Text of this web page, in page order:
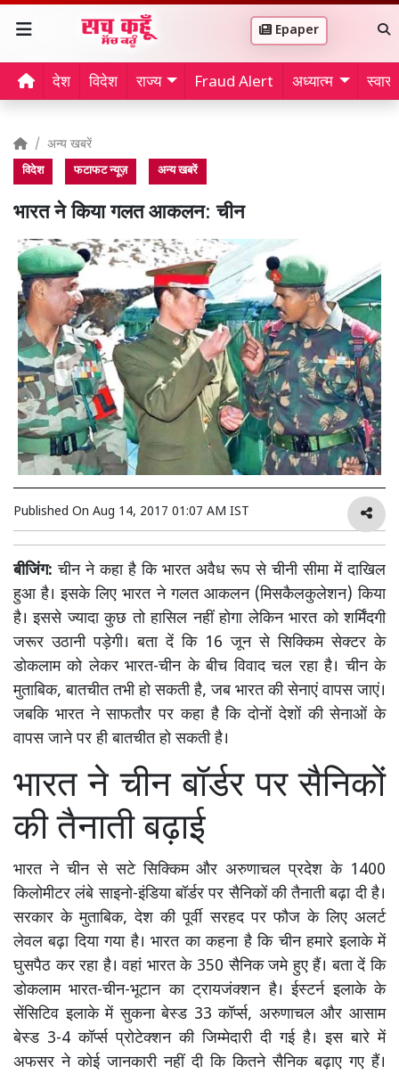
Epaper
देश विदेश राज्य Fraud Alert अध्यात्म
अन्य खबरें
विदेश फटाफट न्यूज़ अन्य खबरें
भारत ने किया गलत आकलन: चीन
Published On Aug 14, 2017 01:07 AM IST
बीजिंग: चीन ने कहा है कि भारत अवैध रूप से चीनी सीमा में दाखिल
हुआ है। इसके लिए भारत ने गलत आकलन (मिसकैलकुलेशन) किया
है। इससे ज्यादा कुछ तो हासिल नहीं होगा लेकिन भारत को शर्मिंदगी
जरूर उठानी पड़ेगी। बता दें कि 16 जून से सिक्किम सेक्टर के
डोकलाम को लेकर भारत-चीन के बीच विवाद चल रहा है। चीन के
मुताबिक, बातचीत तभी हो सकती है, जब भारत की सेनाएं वापस जाएं।
जबकि भारत ने साफतौर पर कहा है कि दोनों देशों की सेनाओं के
वापस जाने पर ही बातचीत हो सकती है।
भारत ने चीन बॉर्डर पर सैनिकों
की तैनाती बढ़ाई
भारत ने चीन से सटे सिक्किम और अरुणाचल प्रदेश के 1400
किलोमीटर लंबे साइनो-इंडिया बॉर्डर पर सैनिकों की तैनाती बढ़ा दी है।
सरकार के मुताबिक, देश की पूर्वी सरहद पर फौज के लिए अलर्ट
लेवल बढ़ा दिया गया है। भारत का कहना है कि चीन हमारे इलाके में
घुसपैठ कर रहा है। वहां भारत के 350 सैनिक जमे हुए हैं। बता दें कि
डोकलाम भारत-चीन-भूटान का ट्रायजंक्शन है। ईस्टर्न इलाके के
सेंसिटिव इलाके में सुकना बेस्ड 33 कॉर्प्स, अरुणाचल और आसाम
बेस्ड 3-4 कॉर्प्स प्रोटेक्शन की जिम्मेदारी दी गई है। इस बारे में
अफसर ने कोई जानकारी नहीं दी कि कितने सैनिक बढ़ाए गए हैं।